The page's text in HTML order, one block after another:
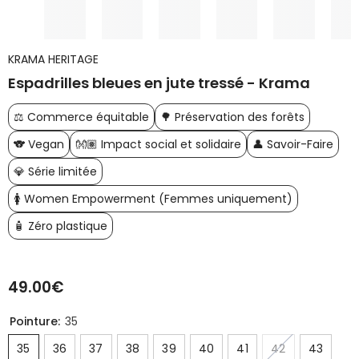
KRAMA HERITAGE
Espadrilles bleues en jute tressé - Krama
⚖️ Commerce équitable
🌳 Préservation des forêts
🐨 Vegan
👐🏽 Impact social et solidaire
👤 Savoir-Faire
💎 Série limitée
🚺 Women Empowerment (Femmes uniquement)
🧴 Zéro plastique
Prix
49.00€
Pointure: 35
35
36 37 38 39 40 41 42 43